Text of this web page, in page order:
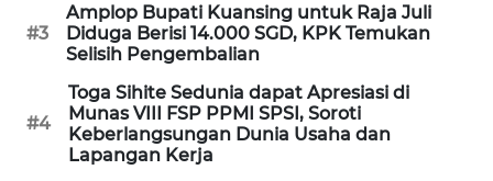
#3
Amplop Bupati Kuansing untuk Raja Juli
Diduga Berisi 14.000 SGD, KPK Temukan
Selisih Pengembalian
#4
Toga Sihite Sedunia dapat Apresiasi di
Munas VIII FSP PPMI SPSI, Soroti
Keberlangsungan Dunia Usaha dan
Lapangan Kerja
WN
SULBAR
WN
BABEL